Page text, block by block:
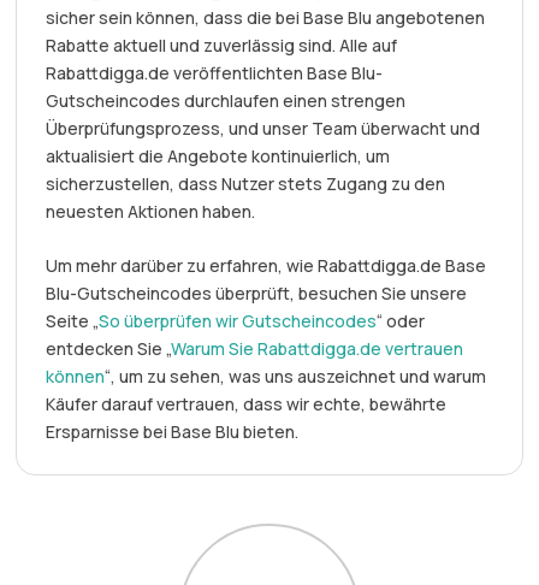
sicher sein können, dass die bei Base Blu angebotenen
Rabatte aktuell und zuverlässig sind. Alle auf
Rabattdigga.de veröffentlichten Base Blu-
Gutscheincodes durchlaufen einen strengen
Überprüfungsprozess, und unser Team überwacht und
aktualisiert die Angebote kontinuierlich, um
sicherzustellen, dass Nutzer stets Zugang zu den
neuesten Aktionen haben.
Um mehr darüber zu erfahren, wie Rabattdigga.de Base
Blu-Gutscheincodes überprüft, besuchen Sie unsere
Seite „So überprüfen wir Gutscheincodes“ oder
entdecken Sie „Warum Sie Rabattdigga.de vertrauen
können“, um zu sehen, was uns auszeichnet und warum
Käufer darauf vertrauen, dass wir echte, bewährte
Ersparnisse bei Base Blu bieten.